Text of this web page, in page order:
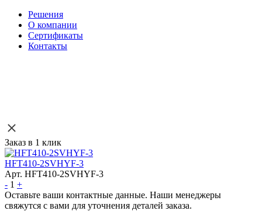
Решения
О компании
Сертификаты
Контакты
Заказ в 1 клик
HFT410-2SVHYF-3
Арт. HFT410-2SVHYF-3
- 1 +
Оставьте ваши контактные данные. Наши менеджеры
свяжутся с вами для уточнения деталей заказа.